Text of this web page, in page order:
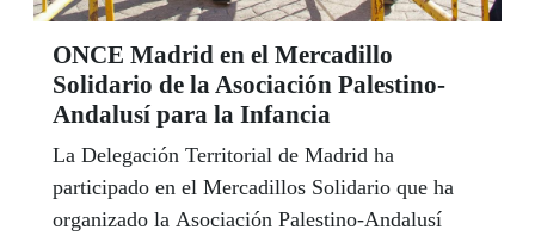
ONCE Madrid en el Mercadillo
Solidario de la Asociación Palestino-
Andalusí para la Infancia
La Delegación Territorial de Madrid ha
participado en el Mercadillos Solidario que ha
organizado la Asociación Palestino-Andalusí